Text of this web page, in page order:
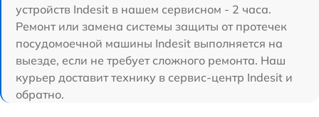
устройств Indesit в нашем сервисном - 2 часа.
Ремонт или замена системы защиты от протечек
посудомоечной машины Indesit выполняется на
выезде, если не требует сложного ремонта. Наш
курьер доставит технику в сервис-центр Indesit и
обратно.